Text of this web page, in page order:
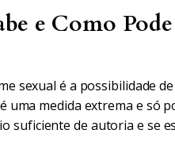
e Como Pode
sexual é a possibilidade
uma medida extrema e só
suficiente de autoria e se